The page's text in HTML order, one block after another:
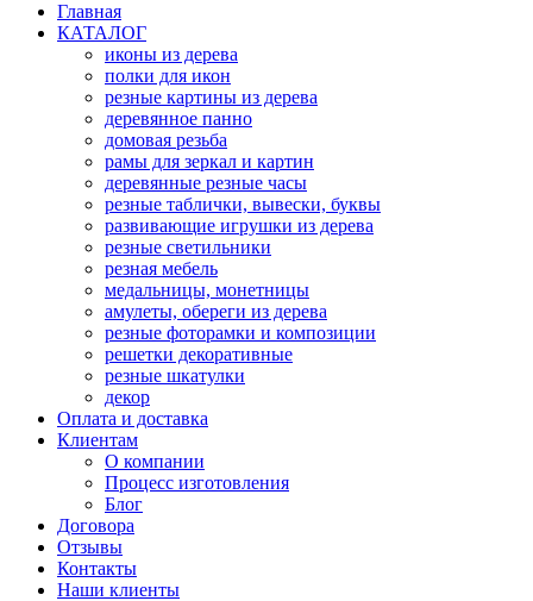
Главная
КАТАЛОГ
иконы из дерева
полки для икон
резные картины из дерева
деревянное панно
домовая резьба
рамы для зеркал и картин
деревянные резные часы
резные таблички, вывески, буквы
развивающие игрушки из дерева
резные светильники
резная мебель
медальницы, монетницы
амулеты, обереги из дерева
резные фоторамки и композиции
решетки декоративные
резные шкатулки
декор
Оплата и доставка
Клиентам
О компании
Процесс изготовления
Блог
Договора
Отзывы
Контакты
Наши клиенты